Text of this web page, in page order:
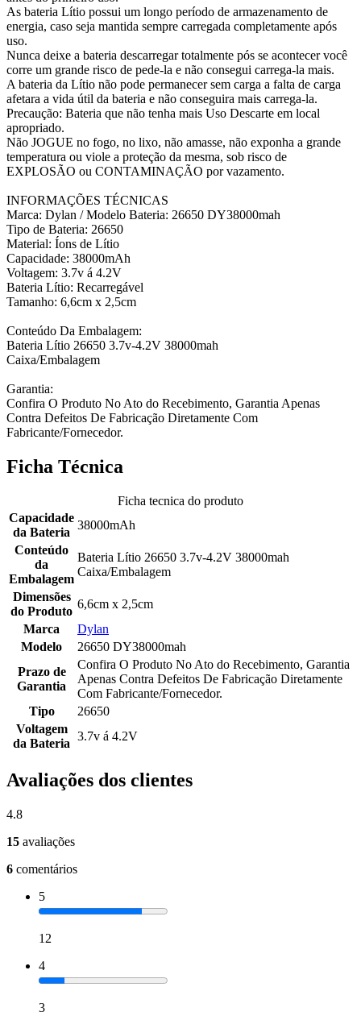
As bateria Lítio possui um longo período de armazenamento de
energia, caso seja mantida sempre carregada completamente após
uso.
Nunca deixe a bateria descarregar totalmente pós se acontecer você
corre um grande risco de pede-la e não consegui carrega-la mais.
A bateria da Lítio não pode permanecer sem carga a falta de carga
afetara a vida útil da bateria e não conseguira mais carrega-la.
Precaução: Bateria que não tenha mais Uso Descarte em local
apropriado.
Não JOGUE no fogo, no lixo, não amasse, não exponha a grande
temperatura ou viole a proteção da mesma, sob risco de
EXPLOSÃO ou CONTAMINAÇÃO por vazamento.
INFORMAÇÕES TÉCNICAS
Marca: Dylan / Modelo Bateria: 26650 DY38000mah
Tipo de Bateria: 26650
Material: Íons de Lítio
Capacidade: 38000mAh
Voltagem: 3.7v á 4.2V
Bateria Lítio: Recarregável
Tamanho: 6,6cm x 2,5cm
Conteúdo Da Embalagem:
Bateria Lítio 26650 3.7v-4.2V 38000mah
Caixa/Embalagem
Garantia:
Confira O Produto No Ato do Recebimento, Garantia Apenas
Contra Defeitos De Fabricação Diretamente Com
Fabricante/Fornecedor.
Ficha Técnica
Ficha tecnica do produto
Capacidade
da Bateria
38000mAh
Conteúdo
da
Embalagem
Bateria Lítio 26650 3.7v-4.2V 38000mah
Caixa/Embalagem
Dimensões
do Produto
6,6cm x 2,5cm
Marca
Dylan
Modelo
26650 DY38000mah
Prazo de
Garantia
Confira O Produto No Ato do Recebimento, Garantia
Apenas Contra Defeitos De Fabricação Diretamente
Com Fabricante/Fornecedor.
Tipo
26650
Voltagem
da Bateria
3.7v á 4.2V
Avaliações dos clientes
4.8
15 avaliações
6 comentários
5
12
4
3